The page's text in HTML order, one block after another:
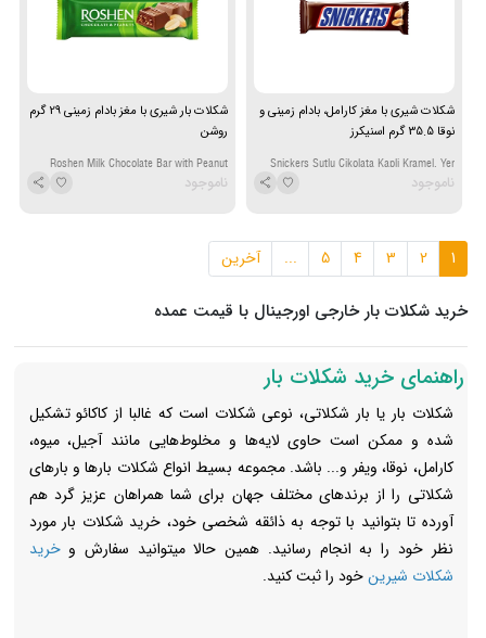
شکلات شیری با مغز کارامل، بادام زمینی و
نوقا 35.5 گرم اسنیکرز
Snickers Sutlu Cikolata Kapli Kramel, Yer
Fistigi ve Nuga 35.5 gr
ناموجود
شکلات بار شیری با مغز بادام زمینی 29 گرم
روشن
Roshen Milk Chocolate Bar with Peanut
filling 29 gr
ناموجود
1
2
3
4
5
... آخرین
خرید شکلات بار خارجی اورجینال با قیمت عمده
راهنمای خرید شکلات بار
شکلات بار یا بار شکلاتی، نوعی شکلات است که غالبا از کاکائو تشکیل
شده و ممکن است حاوی لایه‌ها و مخلوط‌هایی مانند آجیل، میوه،
کارامل، نوقا، ویفر و... باشد. مجموعه بسیط انواع شکلات بارها و بارهای
شکلاتی را از برندهای مختلف جهان برای شما همراهان عزیز گرد هم
آورده تا بتوانید با توجه به ذائقه شخصی خود، خرید شکلات بار مورد
نظر خود را به انجام رسانید. همین حالا میتوانید سفارش وخرید
شکلات شیرینخود را ثبت کنید.